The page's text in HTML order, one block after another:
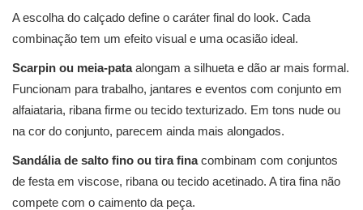
A escolha do calçado define o caráter final do look. Cada
combinação tem um efeito visual e uma ocasião ideal.
Scarpin ou meia-pataalongam a silhueta e dão ar mais formal.
Funcionam para trabalho, jantares e eventos com conjunto em
alfaiataria, ribana firme ou tecido texturizado. Em tons nude ou
na cor do conjunto, parecem ainda mais alongados.
Sandália de salto fino ou tira finacombinam com conjuntos
de festa em viscose, ribana ou tecido acetinado. A tira fina não
compete com o caimento da peça.